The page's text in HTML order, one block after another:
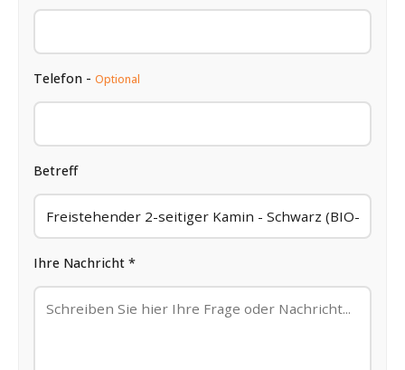
Telefon - Optional
Betreff
Ihre Nachricht *